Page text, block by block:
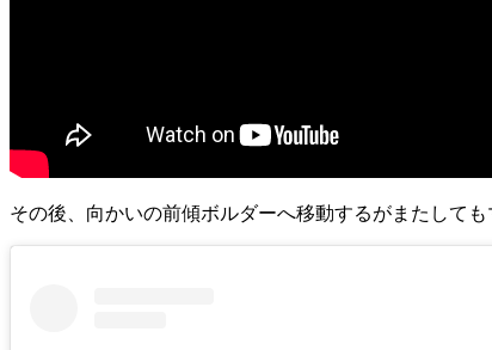
その後、向かいの前傾ボルダーへ移動するがまたして